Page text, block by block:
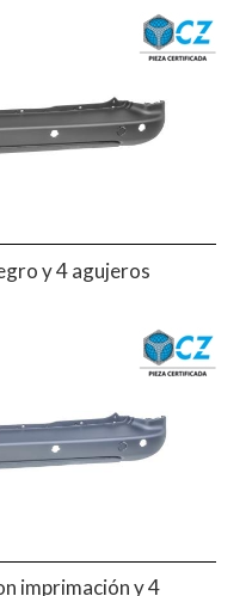
y 4 agujeros
imprimación y 4